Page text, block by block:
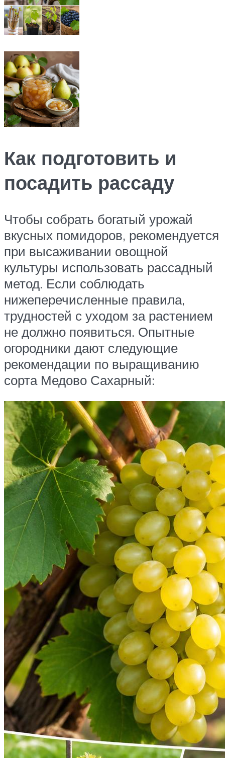
Как подготовить и
посадить рассаду
Чтобы собрать богатый урожай
вкусных помидоров, рекомендуется
при высаживании овощной
культуры использовать рассадный
метод. Если соблюдать
нижеперечисленные правила,
трудностей с уходом за растением
не должно появиться. Опытные
огородники дают следующие
рекомендации по выращиванию
сорта Медово Сахарный: